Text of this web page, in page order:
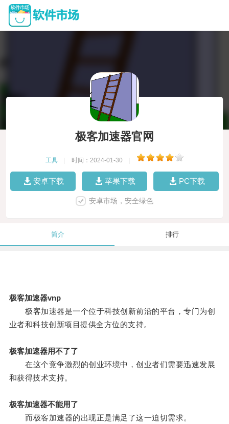
极客加速器官网
工具 时间：2024-01-30
安卓下载 苹果下载 PC下载
安卓市场，安全绿色
简介 排行
极客加速器vnp
极客加速器是一个位于科技创新前沿的平台，专门为创
业者和科技创新项目提供全方位的支持。
极客加速器用不了了
在这个竞争激烈的创业环境中，创业者们需要迅速发展
和获得技术支持。
极客加速器不能用了
而极客加速器的出现正是满足了这一迫切需求。